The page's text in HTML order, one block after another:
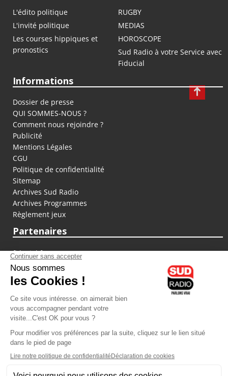
L'édito politique
RUGBY
L'invité politique
MEDIAS
Les courses hippiques et
pronostics
HOROSCOPE
Sud Radio à votre Service avec
Fiducial
Informations
Dossier de presse
QUI SOMMES-NOUS ?
Comment nous rejoindre ?
Publicité
Mentions Légales
CGU
Politique de confidentialité
Sitemap
Archives Sud Radio
Archives Programmes
Règlement jeux
Partenaires
fiducial.fr
lyoncapitale.fr
olympique-et-lyonnais.com
L'application Iphone / Android
Téléchargez l'application
Les cookies
Gestion des cookies